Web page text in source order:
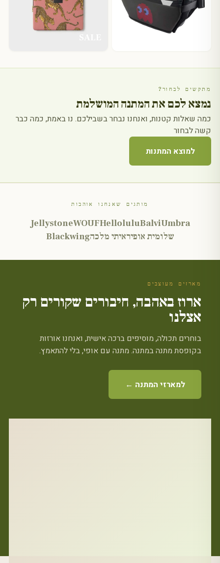
מתנה לגבר
מתקשים לבחור?
נמצא לכם את המתנה המושלמת
כמה שאלות קטנות, ואנחנו נבחר בשבילכם. נו באמת, כמה כבר
קשה לבחור
למוצא המתנות
מותגים שאנחנו אוהבות
Umbra
Balvi
Hellolulu
WOUF
Jellystone
שלומית אופיראיתי מלכהBlackwing
מארזים מעוצבים
ארוז באהבה, חיבורים שקורים רק
אצלנו
בוחרים תכולה, מוסיפים ברכה אישית, ואנחנו אורזות
בקופסת מתנה במתנה. מתנה עם אופי, בלי להתאמץ.
למארזי המתנה ←